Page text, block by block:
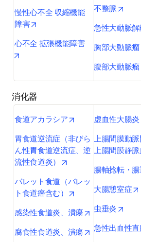
慢性心不全 収縮機能
障害
opens in new tab/window
心不全 拡張機能障害
不整脈
急性大動脈
胸部大動脈瘤
腹部大動脈瘤
消化器
食道アカラシア opens in new tab/
胃食道逆流症（非びら
ん性胃食道逆流症、逆
流性食道炎）
バレット食道（バレッ
ト食道癌含む）
opens in new tab/
感染性食道炎、潰瘍 opens in new
腐食性食道炎、潰瘍 opens in new
虚血性大腸炎
上腸間膜動脈
上腸間膜静
腸軸捻転・
大腸憩室症
虫垂炎
急性出血性